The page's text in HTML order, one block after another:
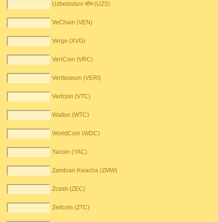
Uzbekistani सोम (UZS)
VeChain (VEN)
Verge (XVG)
VeriCoin (VRC)
Veritaseum (VERI)
Vertcoin (VTC)
Walton (WTC)
WorldCoin (WDC)
Yacoin (YAC)
Zambian Kwacha (ZMW)
Zcash (ZEC)
Zeitcoin (ZTC)